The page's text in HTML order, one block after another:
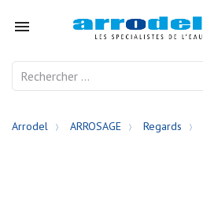

Arrodel ARROSAGE Regards